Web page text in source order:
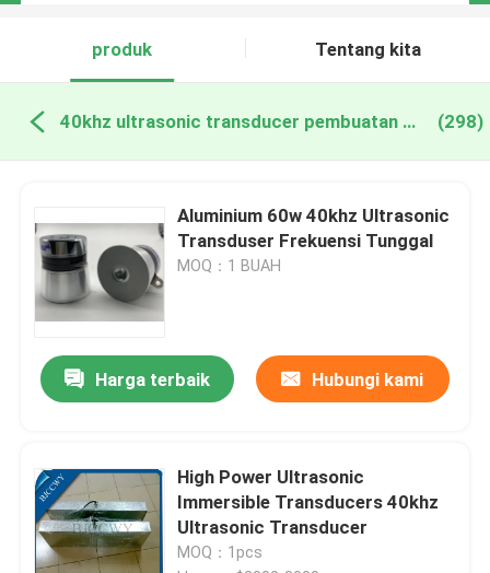
produk Tentang kita
40khz ultrasonic transducer pembuatan online (298)
Aluminium 60w 40khz Ultrasonic
Transduser Frekuensi Tunggal
MOQ：1 BUAH
Harga terbaik Hubungi kami
High Power Ultrasonic
Immersible Transducers 40khz
Ultrasonic Transducer
MOQ：1pcs